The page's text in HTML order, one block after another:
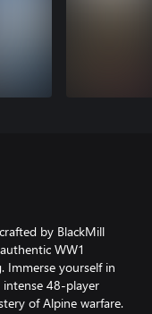
by BlackMill
WW1
Immerse yourself in
48-player
of Alpine warfare.